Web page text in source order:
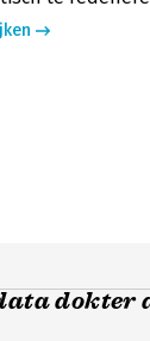
dokter